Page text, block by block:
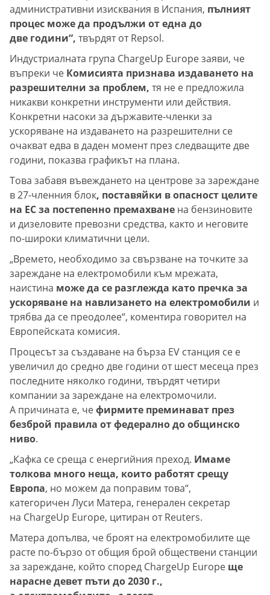
административни изисквания в Испания, пълният
процес може да продължи от една до
две години“, твърдят от Repsol.
Индустриалната група ChargeUp Europe заяви, че
въпреки че Комисията признава издаването на
разрешителни за проблем, тя не е предложила
никакви конкретни инструменти или действия.
Конкретни насоки за държавите-членки за
ускоряване на издаването на разрешителни се
очакват едва в даден момент през следващите две
години, показва графикът на плана.
Това забавя въвеждането на центрове за зареждане
в 27-членния блок, поставяйки в опасност целите
на ЕС за постепенно премахване на бензиновите
и дизеловите превозни средства, както и неговите
по-широки климатични цели.
„Времето, необходимо за свързване на точките за
зареждане на електромобили към мрежата,
наистина може да се разглежда като пречка за
ускоряване на навлизането на електромобили и
трябва да се преодолее“, коментира говорител на
Европейската комисия.
Процесът за създаване на бърза EV станция се е
увеличил до средно две години от шест месеца през
последните няколко години, твърдят четири
компании за зареждане на електромочили.
А причината е, чефирмите преминават през
безброй правила от федерално до общинско
ниво.
„Кафка се среща с енергийния преход. Имаме
толкова много неща, които работят срещу
Европа, но можем да поправим това“,
категоричен Луси Матера, генерален секретар
на ChargeUp Europe, цитиран от Reuters.
Матера допълва, че броят на електромобилите ще
расте по-бързо от общия брой обществени станции
за зареждане, който според ChargeUp Europe ще
нарасне девет пъти до 2030 г.,